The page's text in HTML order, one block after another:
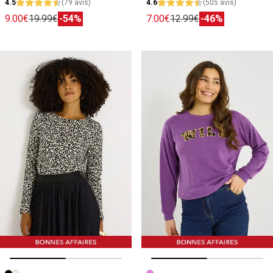
4.5 (79 avis)
9.00€19.99€-54%
4.6 (505 avis)
7.00€12.99€-46%